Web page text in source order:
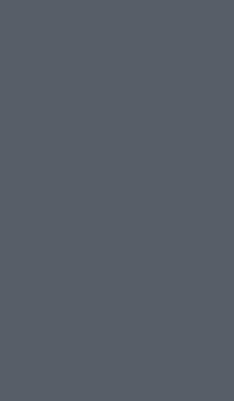
λήψη σχολαστικών μέτρων